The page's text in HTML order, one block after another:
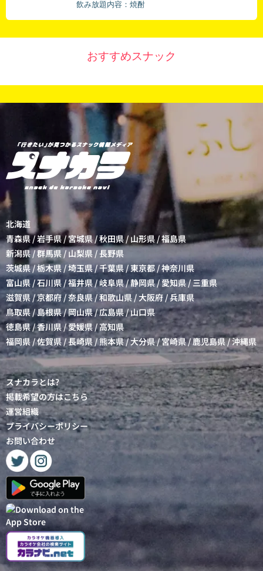
飲み放題内容：焼酎
おすすめスナック
北海道
青森県/岩手県/宮城県/秋田県 / 山形県/福島県
新潟県/群馬県 / 山梨県 /長野県
茨城県 /栃木県/埼玉県/千葉県/東京都 /神奈川県
富山県 /石川県 /福井県/岐阜県/静岡県/愛知県/三重県
滋賀県/京都府/奈良県 /和歌山県/大阪府 /兵庫県
鳥取県 / 島根県/岡山県/広島県/山口県
徳島県/香川県/愛媛県 /高知県
福岡県 /佐賀県 /長崎県/熊本県/大分県/宮崎県/鹿児島県/沖縄県
スナカラとは?
掲載希望の方はこちら
運営組織
プライバシーポリシー
お問い合わせ